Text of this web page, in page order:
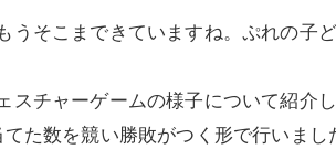
そこまできていますね。 ぷれの子
スチャーゲームの様子について紹介し
た数を競い勝敗がつく形で行いまし